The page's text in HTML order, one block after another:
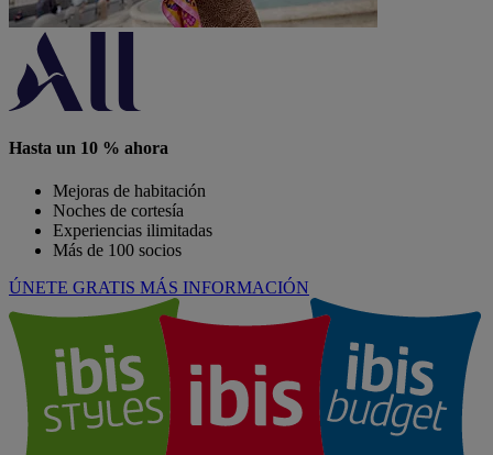
Hasta un 10 % ahora
Mejoras de habitación
Noches de cortesía
Experiencias ilimitadas
Más de 100 socios
ÚNETE GRATIS MÁS INFORMACIÓN